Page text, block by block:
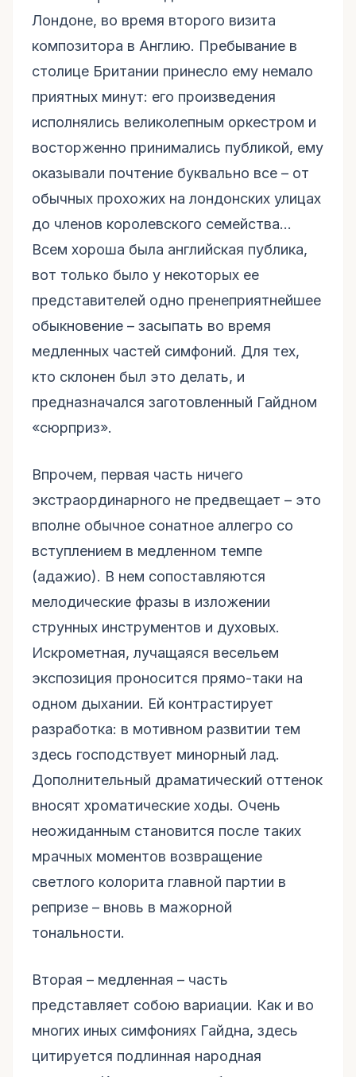
Лондоне, во время второго визита
композитора в Англию. Пребывание в
столице Британии принесло ему немало
приятных минут: его произведения
исполнялись великолепным оркестром и
восторженно принимались публикой, ему
оказывали почтение буквально все – от
обычных прохожих на лондонских улицах
до членов королевского семейства…
Всем хороша была английская публика,
вот только было у некоторых ее
представителей одно пренеприятнейшее
обыкновение – засыпать во время
медленных частей симфоний. Для тех,
кто склонен был это делать, и
предназначался заготовленный Гайдном
«сюрприз».
Впрочем, первая часть ничего
экстраординарного не предвещает – это
вполне обычное сонатное аллегро со
вступлением в медленном темпе
(адажио). В нем сопоставляются
мелодические фразы в изложении
струнных инструментов и духовых.
Искрометная, лучащаяся весельем
экспозиция проносится прямо-таки на
одном дыхании. Ей контрастирует
разработка: в мотивном развитии тем
здесь господствует минорный лад.
Дополнительный драматический оттенок
вносят хроматические ходы. Очень
неожиданным становится после таких
мрачных моментов возвращение
светлого колорита главной партии в
репризе – вновь в мажорной
тональности.
Вторая – медленная – часть
представляет собою вариации. Как и во
многих иных симфониях Гайдна, здесь
цитируется подлинная народная